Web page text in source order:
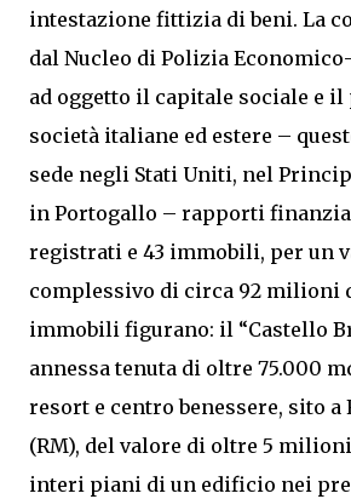
intestazione fittizia di beni. La
dal Nucleo di Polizia
ad oggetto il capitale sociale e
società italiane ed estere –
sede negli Stati Uniti, nel
in Portogallo – rapporti
registrati e 43 immobili, per un
complessivo di circa 92 milioni
immobili figurano: il “Castello
annessa tenuta di oltre 75.000
resort e centro benessere, sito a
(RM), del valore di oltre 5
interi piani di un edificio nei